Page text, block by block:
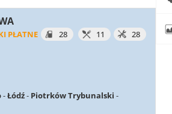
PŁATNE 28 11 28
-Łódź- Piotrków Trybunalski -